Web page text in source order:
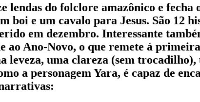
lendas do folclore amazônico e
boi e um cavalo para Jesus. São 12
em dezembro. Interessante
ao Ano-Novo, o que remete à
leveza, uma clareza (sem
a personagem Yara, é capaz de